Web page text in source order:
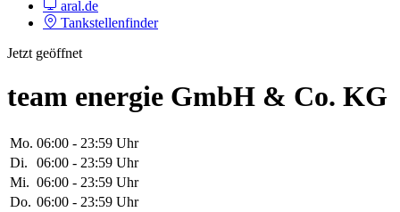
aral.de
Tankstellenfinder
Jetzt geöffnet
team energie GmbH & Co. KG
Mo. 06:00 - 23:59 Uhr
Di.
06:00 - 23:59 Uhr
Mi. 06:00 - 23:59 Uhr
Do. 06:00 - 23:59 Uhr